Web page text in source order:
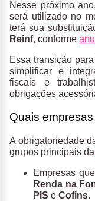
Nesse próximo
será utilizado no
terá sua
Reinf, conforme
Essa transição
simplificar e
fiscais e
obrigações
Quais
A obrigatoriedade
grupos principais da
Empresas
Renda na
PIS e Cofins.